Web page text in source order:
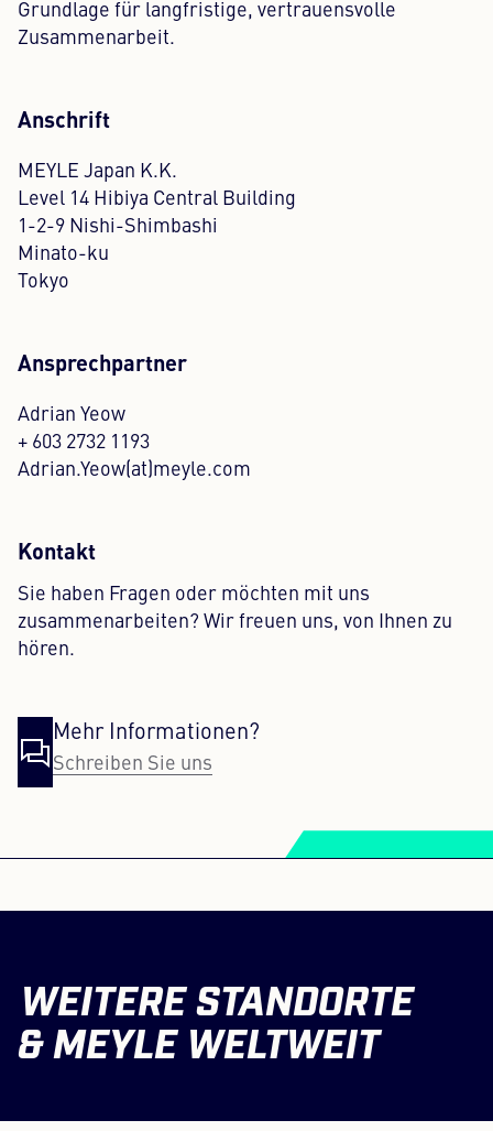
Grundlage für langfristige, vertrauensvolle
Zusammenarbeit.
Anschrift
MEYLE Japan K.K.
Level 14 Hibiya Central Building
1-2-9 Nishi-Shimbashi
Minato-ku
Tokyo
Ansprechpartner
Adrian Yeow
+ 603 2732 1193
Adrian.Yeow(at)meyle.com
Kontakt
Sie haben Fragen oder möchten mit uns
zusammenarbeiten? Wir freuen uns, von Ihnen zu
hören.
Mehr Informationen?
Schreiben Sie uns
WEITERE STANDORTE
& MEYLE WELTWEIT